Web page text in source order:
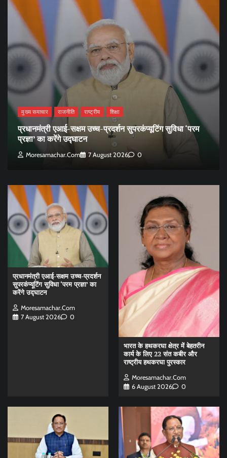
मुख्य समाचार राजनीति राष्ट्रीय शिक्षा
प्रधानमंत्री एआई-सक्षम उच्च-प्रदर्शन सुपरकंप्यूटिंग सुविधा ‘परम
प्रज्ञा’ का करेंगे उद्घाटन
Moresamachar.com 7 August 2026 0
प्रधानमंत्री एआई-सक्षम उच्च-प्रदर्शन
सुपरकंप्यूटिंग सुविधा ‘परम प्रज्ञा’ का
करेंगे उद्घाटन
Moresamachar.com
7 August 2026
0
भारत के हथकरघा क्षेत्र में बेहतरीन
कार्य के लिए 22 संत कबीर और
राष्ट्रीय हथकरघा पुरस्कार
Moresamachar.com
6 August 2026
0